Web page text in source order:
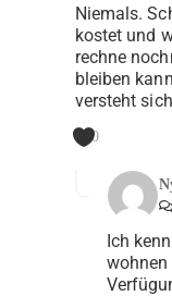
Niemals.
kostet und
rechne
bleiben
versteht
0
Ich